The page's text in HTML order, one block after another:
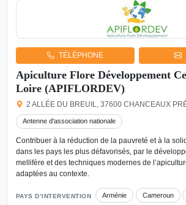
TÉLÉPHONE
Apiculture Flore Développement
Loire (APIFLORDEV)
2 ALLÉE DU BREUIL, 37600 CHANCEAUX
Antenne d'association nationale
Contribuer à la réduction de la pauvreté et à la
dans les pays les plus défavorisés, par le
mellifère et des techniques modernes de
adaptées au contexte.
PAYS D’INTERVENTION Arménie Cameroun